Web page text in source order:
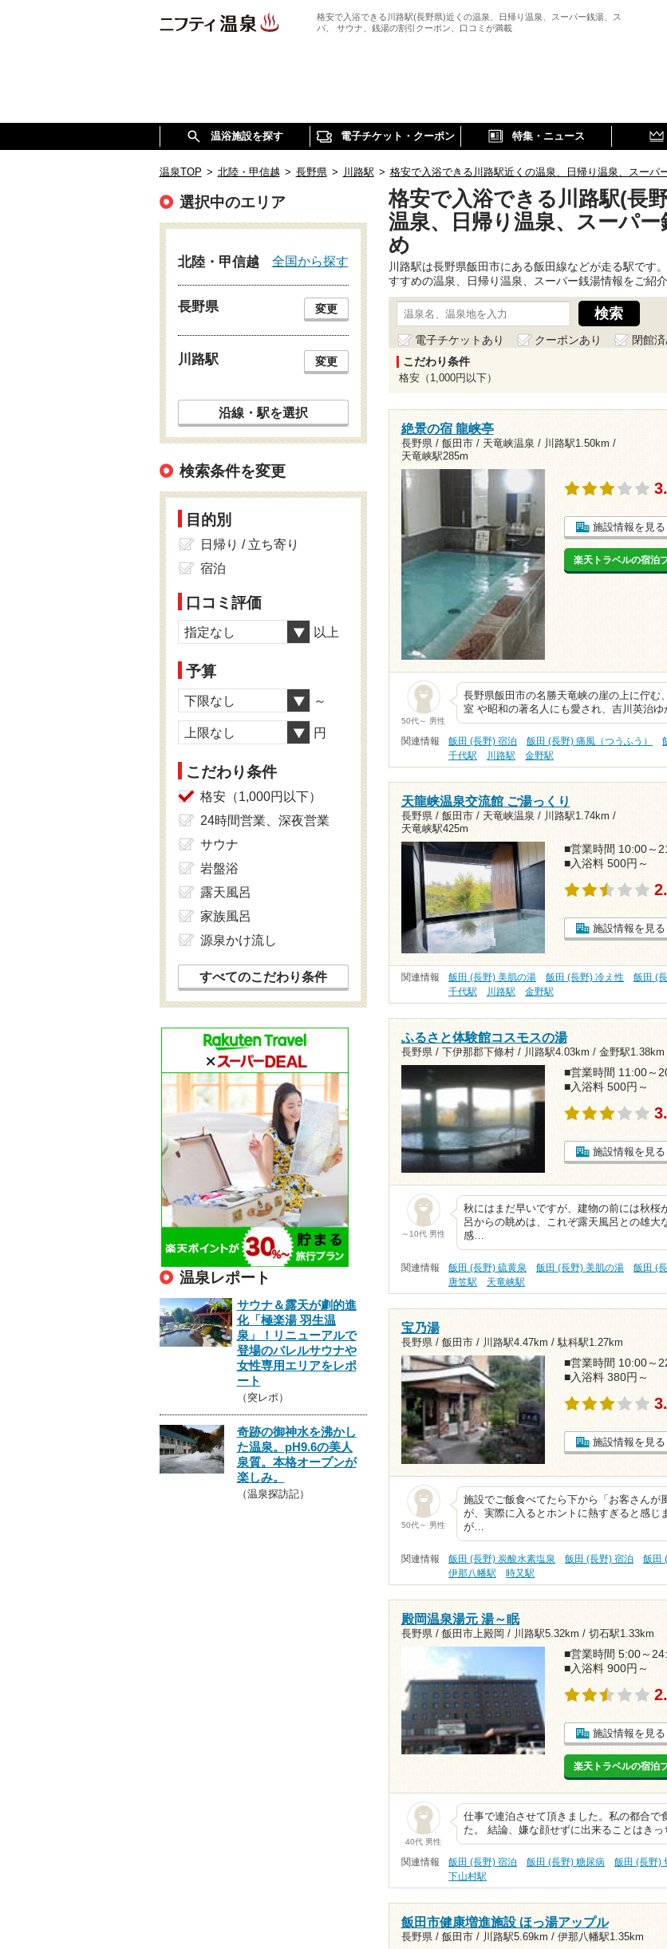
格安で入浴できる川路駅(長野県)近くの温泉、日帰り温泉、スーパー銭湯、ス
パ、 サウナ、銭湯の割引クーポン、口コミが満載
温浴施設を探す 電子チケット・クーポン 特集・ニュース
温泉TOP > 北陸・甲信越 > 長野県 > 川路駅 > 格安で入浴できる川路駅近くの温泉、日帰り温泉、スーパ
格安で入浴できる川路駅(長
温泉、日帰り温泉、スーパ
め
川路駅は長野県飯田市にある飯田線などが走る駅です
すすめの温泉、日帰り温泉、スーパー銭湯情報をご紹介
電子チケットあり クーポンあり
閉館
こだわり条件
格安（1,000円以下）
絶景の宿 龍峡亭
長野県 / 飯田市 / 天竜峡温泉 / 川路駅1.50km /
天竜峡駅285m
施設情報を見る
楽天トラベルの宿泊
50代～ 男性
長野県飯田市の名勝天竜峡の崖の上に佇む
室 や昭和の著名人にも愛され、吉川英治
関連情報 飯田 (長野) 宿泊 飯田 (長野) 痛風（つうふう）
千代駅
川路駅 金野駅
天龍峡温泉交流館 ご湯っくり
長野県 / 飯田市 / 天竜峡温泉 / 川路駅1.74km /
天竜峡駅425m
■営業時間 10:00～
■入浴料 500円～
施設情報を見る
関連情報 飯田 (長野) 美肌の湯 飯田 (長野) 冷え性 飯田 (
千代駅
川路駅 金野駅
ふるさと体験館コスモスの湯
長野県 / 下伊那郡下條村 / 川路駅4.03km / 金野駅1.38km
■営業時間 11:00～
■入浴料 500円～
施設情報を見る
～10代 男性
秋にはまだ早いですが、建物の前には秋桜
呂からの眺めは、これぞ露天風呂との雄
感…
関連情報 飯田 (長野) 硫黄泉 飯田 (長野) 美肌の湯 飯田 (
唐笠駅
天竜峡駅
宝乃湯
長野県 / 飯田市 / 川路駅4.47km /駄科駅1.27km
■営業時間 10:00～
■入浴料 380円～
施設情報を見る
50代～ 男性
施設でご飯食べてたら下から「お客さんが
が、実際に入るとホントに熱すぎると感
が…
関連情報 飯田 (長野) 炭酸水素塩泉 飯田 (長野) 宿泊 飯田
伊那八幡駅
時又駅
殿岡温泉湯元 湯～眠
長野県 / 飯田市上殿岡 / 川路駅5.32km / 切石駅1.33km
■営業時間 5:00～
■入浴料 900円～
施設情報を見る
楽天トラベルの宿泊
40代 男性
仕事で連泊させて頂きました。私の都合で
た。 結論、嫌な顔せずに出来ることはき
関連情報 飯田 (長野) 宿泊 飯田 (長野) 糖尿病 飯田 (長野)
下山村駅
飯田市健康増進施設 ほっ湯アップル
長野県 / 飯田市 / 川路駅5.69km / 伊那八幡駅1.35km
選択中のエリア
北陸・甲信越 全国から探す
長野県 変更
川路駅 変更
沿線・駅を選択
検索条件を変更
目的別
日帰り / 立ち寄り
宿泊
口コミ評価
指定なし 以上
予算
下限なし ～
上限なし 円
こだわり条件
格安（1,000円以下）
24時間営業、深夜営業
サウナ
岩盤浴
露天風呂
家族風呂
源泉かけ流し
すべてのこだわり条件
温泉レポート
サウナ＆露天が劇的進
化「極楽湯 羽生温
泉」！リニューアルで
登場のバレルサウナや
女性専用エリアをレポ
ート
（突レポ）
奇跡の御神水を沸かし
た温泉。pH9.6の美人
泉質。本格オープンが
楽しみ。
（温泉探訪記）